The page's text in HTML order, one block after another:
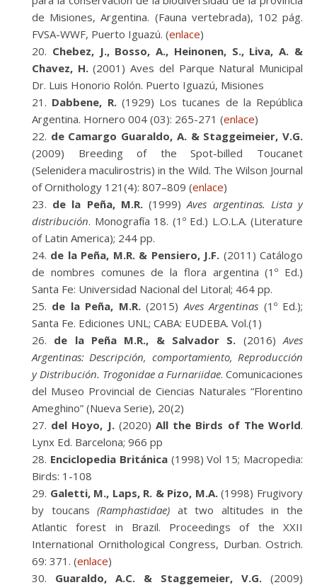
de Misiones, Argentina. (Fauna vertebrada), 102 pág.
FVSA-WWF, Puerto Iguazú. (enlace)
Chebez, J., Bosso, A., Heinonen, S., Liva, A. &
Chavez, H.(2001) Aves del Parque Natural Municipal
Dr. Luis Honorio Rolón. Puerto Iguazú, Misiones
Dabbene, R.(1929) Los tucanes de la República
Argentina. Hornero 004 (03): 265-271 (enlace)
de Camargo Guaraldo, A. & Staggeimeier, V.G.
(2009) Breeding of the Spot-billed Toucanet
(Selenidera maculirostris) in the Wild. The Wilson Journal
of Ornithology 121(4): 807–809 (enlace)
de la Peña, M.R.(1999)Aves argentinas. Lista y
distribución. Monografía 18. (1º Ed.) L.O.L.A. (Literature
of Latin America); 244 pp.
de la Peña, M.R. & Pensiero, J.F. (2011) Catálogo
de nombres comunes de la flora argentina (1º Ed.)
Santa Fe: Universidad Nacional del Litoral; 464 pp.
de la Peña, M.R.(2015)Aves Argentinas (1º Ed.);
Santa Fe. Ediciones UNL; CABA: EUDEBA. Vol.(1)
de la Peña M.R., & Salvador S. (2016)Aves
Argentinas: Descripción, comportamiento, Reproducción
y Distribución. Trogonidae a Furnariidae. Comunicaciones
del Museo Provincial de Ciencias Naturales “Florentino
Ameghino” (Nueva Serie), 20(2)
del Hoyo, J.(2020)All the Birds of The World.
Lynx Ed. Barcelona; 966 pp
Enciclopedia Británica(1998) Vol 15; Macropedia:
Birds: 1-108
Galetti, M., Laps, R. & Pizo, M.A.(1998) Frugivory
by toucans(Ramphastidae) at two altitudes in the
Atlantic forest in Brazil. Proceedings of the XXII
International Ornithological Congress, Durban. Ostrich.
69: 371. (enlace)
Guaraldo, A.C. & Staggemeier, V.G. (2009)